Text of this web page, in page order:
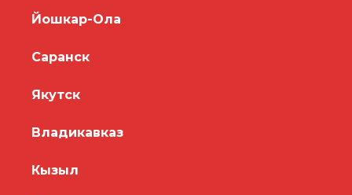
Йошкар-Ола
Саранск
Якутск
Владикавказ
Кызыл